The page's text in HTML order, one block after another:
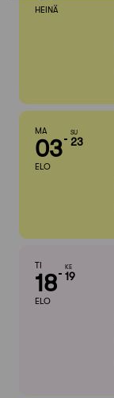
HEINÄ
MA
03
ELO
SU
23
TI
18
ELO
KE
19